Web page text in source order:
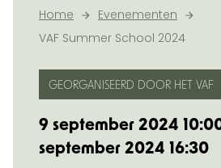
Home
Evenementen
VAF Summer School 2024
GEORGANISEERD DOOR HET VAF
9 september 2024
september 2024 16:30